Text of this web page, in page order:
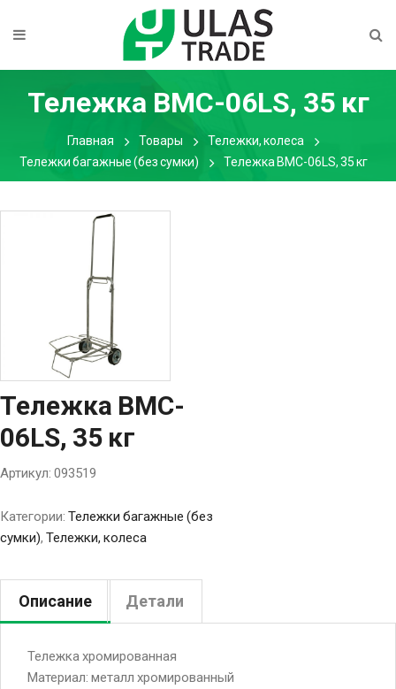
Тележка BMC-06LS, 35 кг
Главная Товары
Тележки, колеса
Тележки багажные (без сумки)
Тележка BMC-06LS, 35 кг
Тележка BMC-
06LS, 35 кг
Артикул: 093519
Категории: Тележки багажные (без
сумки), Тележки, колеса
Описание Детали
Тележка хромированная
Материал: металл хромированный